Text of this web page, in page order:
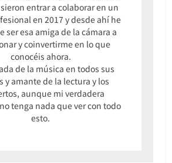
entrar a colaborar en un
en 2017 y desde ahí he
ser esa amiga de la cámara a
y coinvertirme en lo que
conocéis ahora.
de la música en todos sus
y amante de la lectura y los
aunque mi verdadera
tenga nada que ver con todo
esto.